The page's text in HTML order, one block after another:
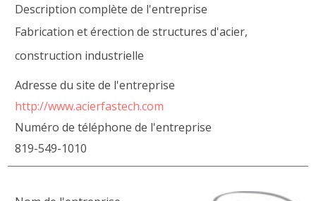
Description complète de l'entreprise
Fabrication et érection de structures d'acier,
construction industrielle
Adresse du site de l'entreprise
http://www.acierfastech.com
Numéro de téléphone de l'entreprise
819-549-1010